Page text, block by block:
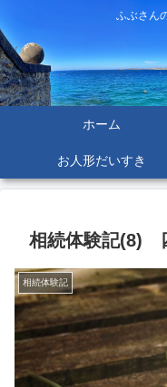
ふぶさん
ホーム
お人形だいすき
相続体験記(8)
相続体験記